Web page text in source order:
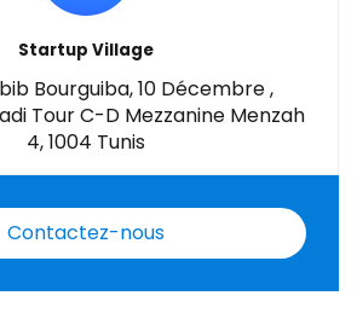
Startup Village
Bourguiba, 10 Décembre ,
Tour C-D Mezzanine Menzah
4, 1004 Tunis
Contactez-nous